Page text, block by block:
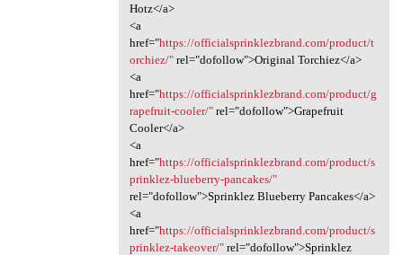
Hotz</a>
<a
href="https://officialsprinklezbrand.com/product/t
orchiez/"rel="dofollow">Original Torchiez</a>
<a
href="https://officialsprinklezbrand.com/product/g
rapefruit-cooler/"rel="dofollow">Grapefruit
Cooler</a>
<a
href="https://officialsprinklezbrand.com/product/s
prinklez-blueberry-pancakes/"
rel="dofollow">Sprinklez Blueberry Pancakes</a>
<a
href="https://officialsprinklezbrand.com/product/s
prinklez-takeover/"rel="dofollow">Sprinklez